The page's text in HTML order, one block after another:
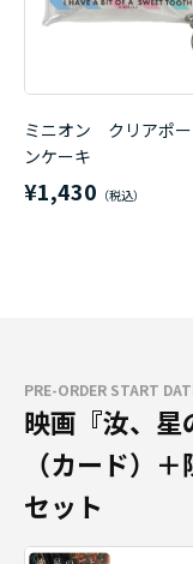
ミニオン クリアポ
ンケーキ
¥1,430
PRE-ORDER START
映画『汝、星
（カード）
セット